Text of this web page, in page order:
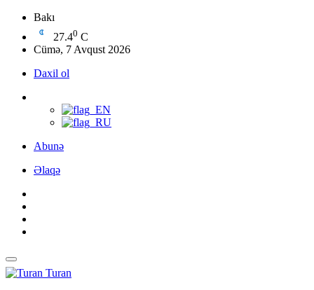
Bakı
27.40 C
Cümə, 7 Avqust 2026
Daxil ol
Abunə
Əlaqə
Turan